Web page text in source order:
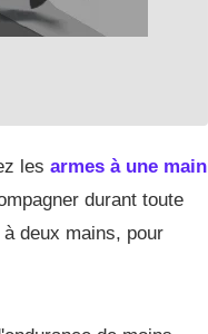
les armes à une main
durant toute
deux mains, pour